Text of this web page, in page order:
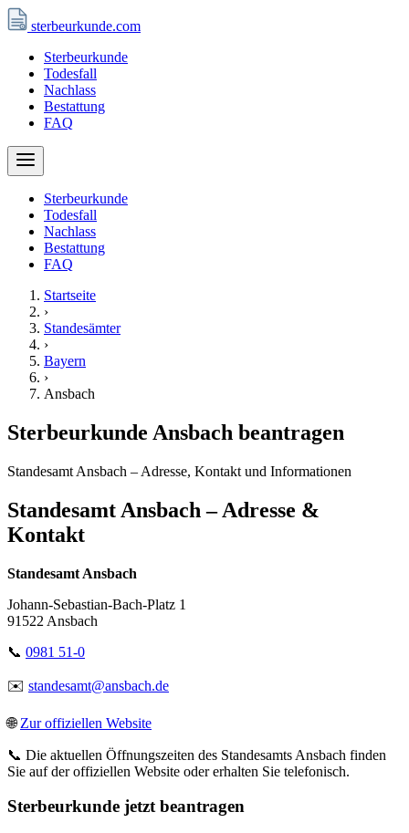
sterbeurkunde.com
Sterbeurkunde
Todesfall
Nachlass
Bestattung
FAQ
Sterbeurkunde
Todesfall
Nachlass
Bestattung
FAQ
Startseite
›
Standesämter
›
Bayern
›
Ansbach
Sterbeurkunde Ansbach beantragen
Standesamt Ansbach – Adresse, Kontakt und Informationen
Standesamt Ansbach – Adresse &
Kontakt
Standesamt Ansbach
Johann-Sebastian-Bach-Platz 1
91522 Ansbach
📞 0981 51-0
✉️ standesamt@ansbach.de
🌐Zur offiziellen Website
📞 Die aktuellen Öffnungszeiten des Standesamts Ansbach finden
Sie auf der offiziellen Website oder erhalten Sie telefonisch.
Sterbeurkunde jetzt beantragen